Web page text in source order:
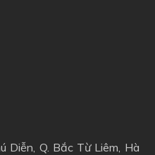
Diễn, Q. Bắc Từ Liêm, Hà